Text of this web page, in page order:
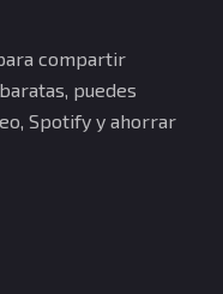
compartir
puedes
Spotify y ahorrar